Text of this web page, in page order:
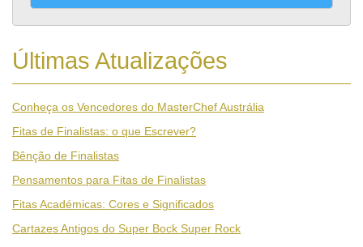
Últimas Atualizações
Conheça os Vencedores do MasterChef Austrália
Fitas de Finalistas: o que Escrever?
Bênção de Finalistas
Pensamentos para Fitas de Finalistas
Fitas Académicas: Cores e Significados
Cartazes Antigos do Super Bock Super Rock